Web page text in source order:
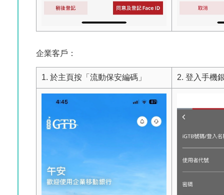
企業客戶：
1. 於主頁按「流動保安編碼」 2. 登入手機